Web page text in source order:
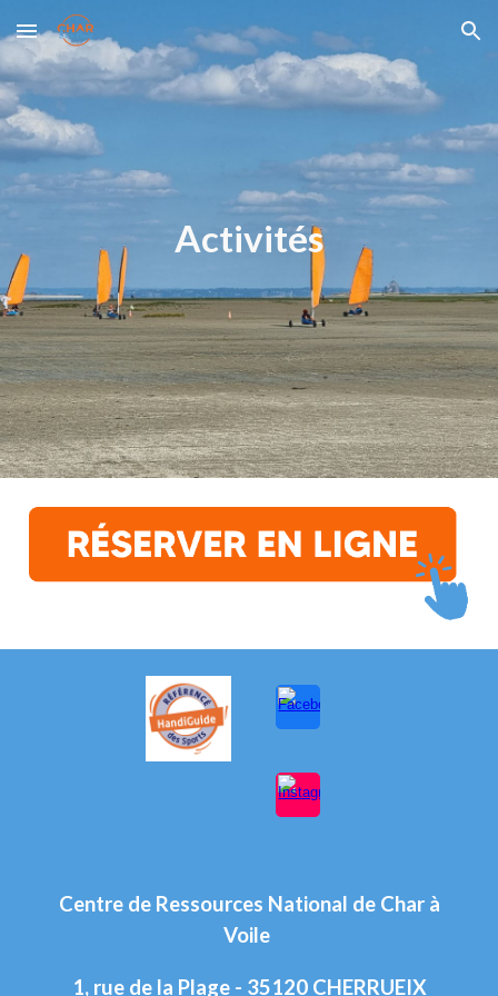
Skip to main content Skip to navigation
Activités
Centre de Ressources National de Char à
Voile
1, rue de la Plage - 35120 CHERRUEIX